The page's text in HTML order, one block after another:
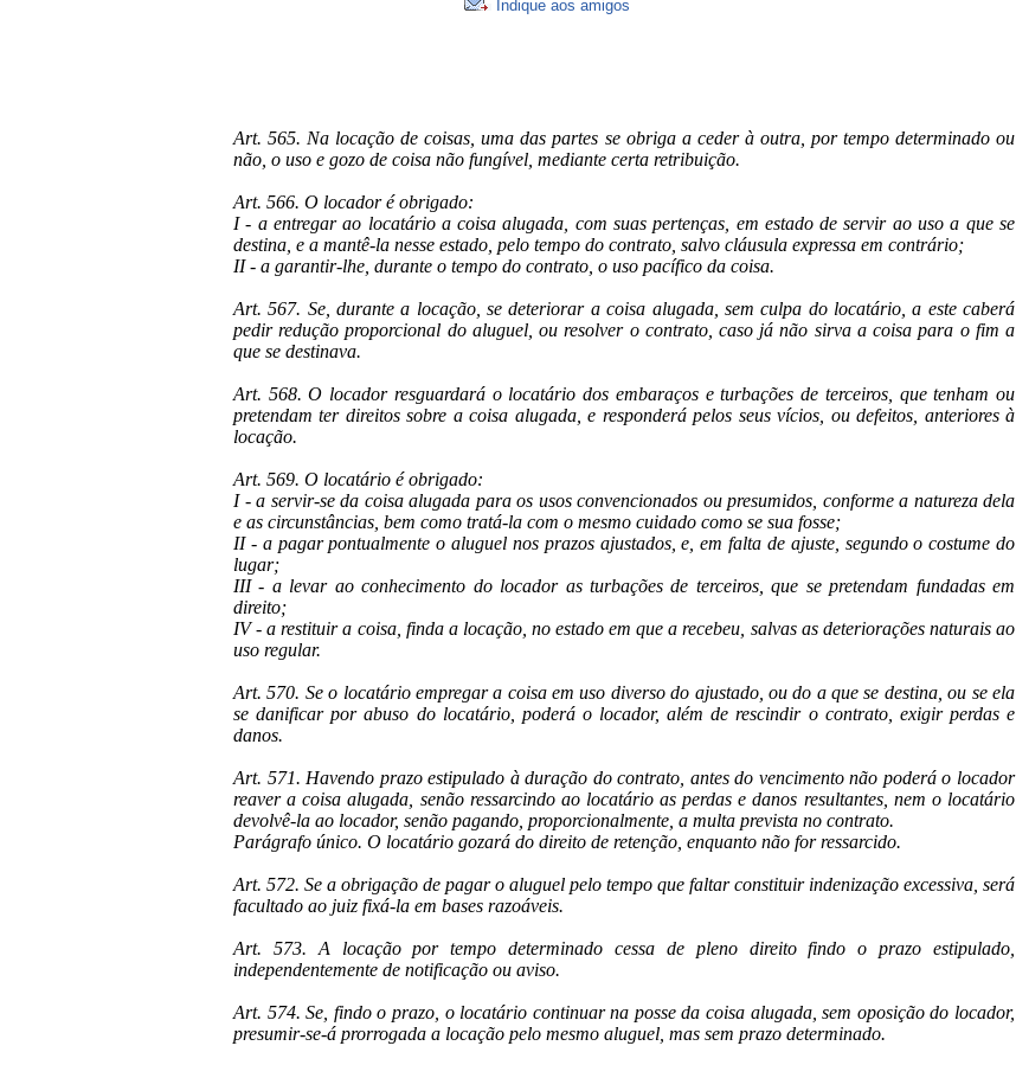
Indique aos amigos
Art. 565. Na locação de coisas, uma das partes se obriga a ceder à outra, por tempo determinado ou
não, o uso e gozo de coisa não fungível, mediante certa retribuição.
Art. 566. O locador é obrigado:
I - a entregar ao locatário a coisa alugada, com suas pertenças, em estado de servir ao uso a que se
destina, e a mantê-la nesse estado, pelo tempo do contrato, salvo cláusula expressa em contrário;
II - a garantir-lhe, durante o tempo do contrato, o uso pacífico da coisa.
Art. 567. Se, durante a locação, se deteriorar a coisa alugada, sem culpa do locatário, a este caberá
pedir redução proporcional do aluguel, ou resolver o contrato, caso já não sirva a coisa para o fim a
que se destinava.
Art. 568. O locador resguardará o locatário dos embaraços e turbações de terceiros, que tenham ou
pretendam ter direitos sobre a coisa alugada, e responderá pelos seus vícios, ou defeitos, anteriores à
locação.
Art. 569. O locatário é obrigado:
I - a servir-se da coisa alugada para os usos convencionados ou presumidos, conforme a natureza dela
e as circunstâncias, bem como tratá-la com o mesmo cuidado como se sua fosse;
II - a pagar pontualmente o aluguel nos prazos ajustados, e, em falta de ajuste, segundo o costume do
lugar;
III - a levar ao conhecimento do locador as turbações de terceiros, que se pretendam fundadas em
direito;
IV - a restituir a coisa, finda a locação, no estado em que a recebeu, salvas as deteriorações naturais ao
uso regular.
Art. 570. Se o locatário empregar a coisa em uso diverso do ajustado, ou do a que se destina, ou se ela
se danificar por abuso do locatário, poderá o locador, além de rescindir o contrato, exigir perdas e
danos.
Art. 571. Havendo prazo estipulado à duração do contrato, antes do vencimento não poderá o locador
reaver a coisa alugada, senão ressarcindo ao locatário as perdas e danos resultantes, nem o locatário
devolvê-la ao locador, senão pagando, proporcionalmente, a multa prevista no contrato.
Parágrafo único. O locatário gozará do direito de retenção, enquanto não for ressarcido.
Art. 572. Se a obrigação de pagar o aluguel pelo tempo que faltar constituir indenização excessiva, será
facultado ao juiz fixá-la em bases razoáveis.
Art. 573. A locação por tempo determinado cessa de pleno direito findo o prazo estipulado,
independentemente de notificação ou aviso.
Art. 574. Se, findo o prazo, o locatário continuar na posse da coisa alugada, sem oposição do locador,
presumir-se-á prorrogada a locação pelo mesmo aluguel, mas sem prazo determinado.